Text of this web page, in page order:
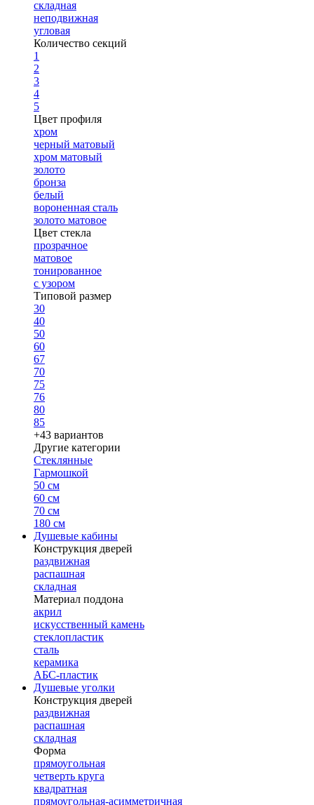
складная
неподвижная
угловая
Количество секций
1
2
3
4
5
Цвет профиля
хром
черный матовый
хром матовый
золото
бронза
белый
вороненная сталь
золото матовое
Цвет стекла
прозрачное
матовое
тонированное
с узором
Типовой размер
30
40
50
60
67
70
75
76
80
85
+43 вариантов
Другие категории
Стеклянные
Гармошкой
50 см
60 см
70 см
180 см
Душевые кабины
Конструкция дверей
раздвижная
распашная
складная
Материал поддона
акрил
искусственный камень
стеклопластик
сталь
керамика
АБС-пластик
Душевые уголки
Конструкция дверей
раздвижная
распашная
складная
Форма
прямоугольная
четверть круга
квадратная
прямоугольная-асимметричная